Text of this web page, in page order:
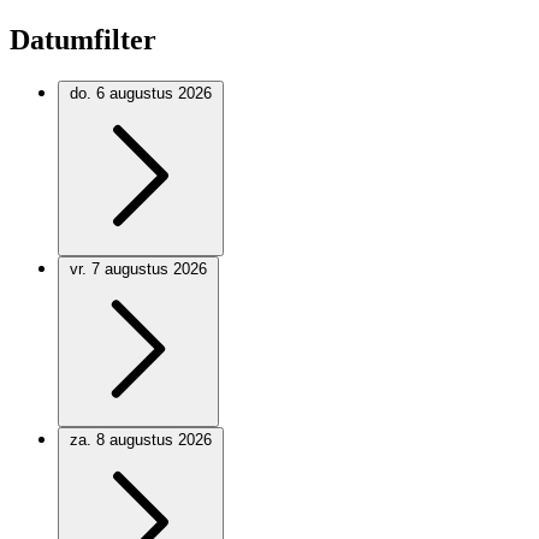
Datumfilter
do. 6 augustus 2026
vr. 7 augustus 2026
za. 8 augustus 2026